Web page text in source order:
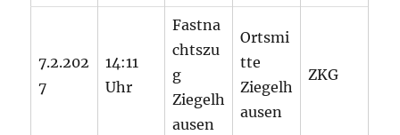
7.2.202
7
14:11
Uhr
Fastna
chtszu
g
Ziegelh
ausen
Ortsmi
tte
Ziegelh
ausen
ZKG